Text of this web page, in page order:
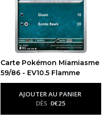
Carte Pokémon Miamiasme
59/86 - EV10.5 Flamme
Blanche-Ev10.5 - Flamme
BlancheAJOUTER AU PANIER
DÈS 0€25